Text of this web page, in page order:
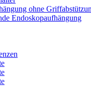
ohne
Endoskopaufhängung